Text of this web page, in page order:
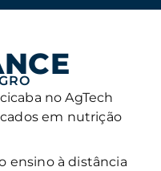
no AgTech
em nutrição
ensino à distância